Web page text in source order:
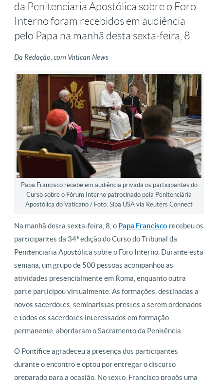
da Penitenciaria Apostólica sobre o Foro
Interno foram recebidos em audiência
pelo Papa na manhã desta sexta-feira, 8
Da Redação, com Vatican News
Papa Francisco recebe em audiência privada os participantes do
Curso sobre o Fórum Interno patrocinado pela Penitenciária
Apostólica do Vaticano / Foto: Sipa USA via Reuters Connect
Na manhã desta sexta-feira, 8, o Papa Francisco recebeu os
participantes da 34ª edição do Curso do Tribunal da
Penitenciaria Apostólica sobre o Foro Interno. Durante esta
semana, um grupo de 500 pessoas acompanhou as
atividades presencialmente em Roma, enquanto outra
parte participou virtualmente. As formações, destinadas a
novos sacerdotes, seminaristas prestes a serem ordenados
e todos os sacerdotes interessados em formação
permanente, abordaram o Sacramento da Penitência.
O Pontífice agradeceu a presença dos participantes
durante o encontro e optou por entregar o discurso
preparado para a ocasião. No texto, Francisco propôs uma